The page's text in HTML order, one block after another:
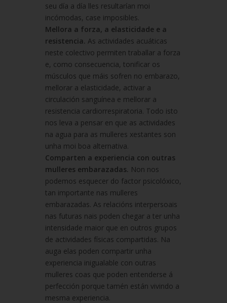
seu día a día lles resultarían moi
incómodas, case imposibles.
Mellora a forza, a elasticidade e a
resistencia. As actividades acuáticas
neste colectivo permiten traballar a forza
e, como consecuencia, tonificar os
músculos que máis sofren no embarazo,
mellorar a elasticidade, activar a
circulación sanguínea e mellorar a
resistencia cardiorrespiratoria. Todo isto
nos leva a pensar en que as actividades
na agua para as mulleres xestantes son
unha moi boa alternativa.
Comparten a experiencia con outras
mulleres embarazadas. Non nos
podemos esquecer do factor psicolóxico,
tan importante nas mulleres
embarazadas. As relacións interpersoais
nas futuras nais poden chegar a ter unha
intensidade maior que en outros grupos
de actividades físicas compartidas. Na
auga elas poden compartir unha
experiencia inigualable con outras
mulleres coas que poden entenderse á
perfección porque tamén están vivindo a
mesma experiencia.